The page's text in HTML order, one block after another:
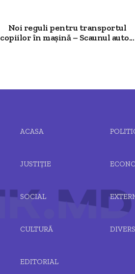
Noi reguli pentru transportul
copiilor în mașină – Scaunul auto...
ACASA
JUSTIȚIE
SOCIAL
CULTURĂ
EDITORIAL